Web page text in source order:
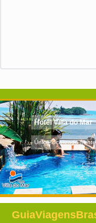
Hotel Villa do Mar
Único localizado